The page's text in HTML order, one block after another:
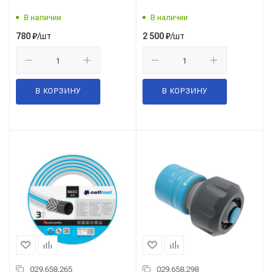
В наличии
780₽/шт
В КОРЗИНУ
В наличии
2 500₽/шт
В КОРЗИНУ
029.658.265 029.658.298